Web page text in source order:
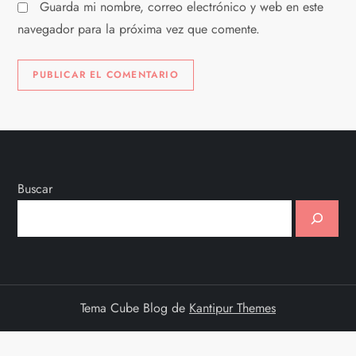
s
Guarda mi nombre, correo electrónico y web en este
navegador para la próxima vez que comente.
Buscar
Tema Cube Blog de Kantipur Themes